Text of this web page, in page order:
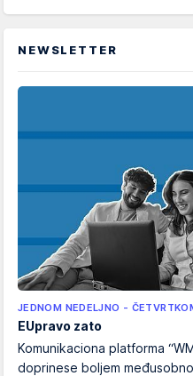
NEWSLETTER
JEDNOM NEDELJNO -
EUpravo zato
Komunikaciona platforma
doprinese boljem